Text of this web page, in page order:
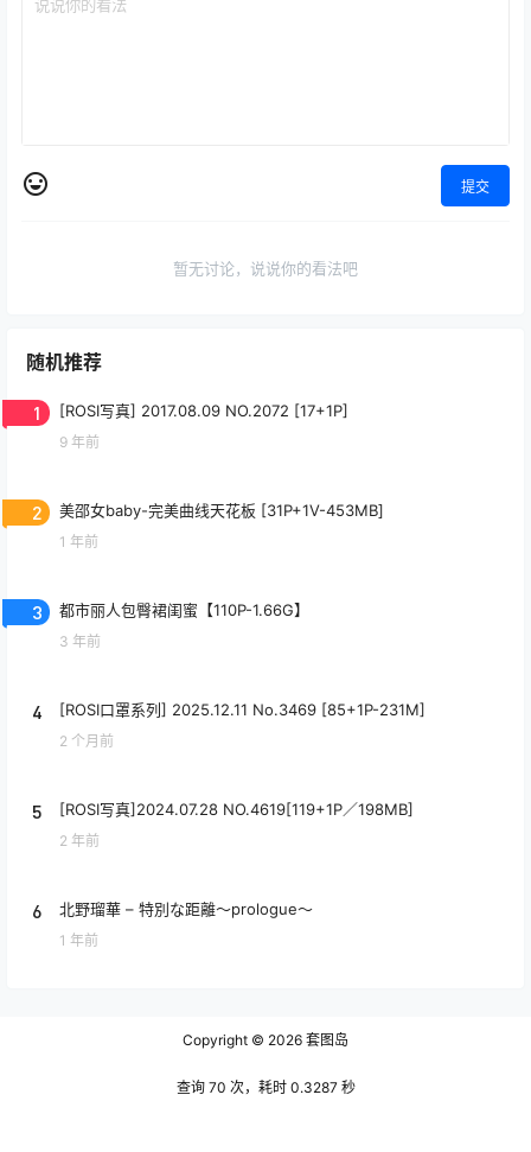
提交
暂无讨论，说说你的看法吧
随机推荐
1 [ROSI写真] 2017.08.09 NO.2072 [17+1P]
9 年前
2 美邵女baby-完美曲线天花板 [31P+1V-453MB]
1 年前
3 都市丽人包臀裙闺蜜【110P-1.66G】
3 年前
4 [ROSI口罩系列] 2025.12.11 No.3469 [85+1P-231M]
2 个月前
5 [ROSI写真]2024.07.28 NO.4619[119+1P／198MB]
2 年前
6 北野瑠華 – 特別な距離～prologue～
1 年前
Copyright © 2026 套图岛
查询 70 次，耗时 0.3287 秒